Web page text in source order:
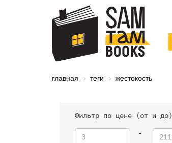
малышам и
дошкольникам
главная теги жестокость
Фильтр по цене (от и до)
-